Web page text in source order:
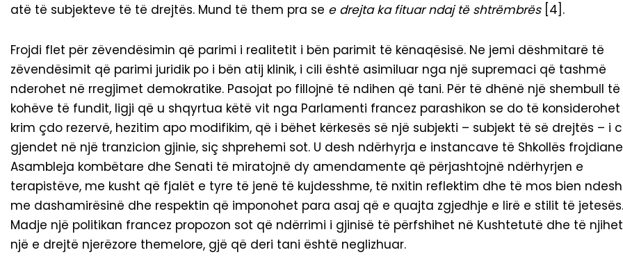
atë të subjekteve të të drejtës. Mund të them pra se e drejta ka fituar ndaj të shtrëmbrës[4].
Frojdi flet për zëvendësimin që parimi i realitetit i bën parimit të kënaqësisë. Ne jemi dëshmitarë të
zëvendësimit që parimi juridik po i bën atij klinik, i cili është asimiluar nga një supremaci që tashmë
nderohet në rregjimet demokratike. Pasojat po fillojnë të ndihen që tani. Për të dhënë një shembull të
kohëve të fundit, ligji që u shqyrtua këtë vit nga Parlamenti francez parashikon se do të konsiderohet
krim çdo rezervë, hezitim apo modifikim, që i bëhet kërkesës së një subjekti – subjekt të së drejtës – i
gjendet në një tranzicion gjinie, siç shprehemi sot. U desh ndërhyrja e instancave të Shkollës
Asambleja kombëtare dhe Senati të miratojnë dy amendamente që përjashtojnë ndërhyrjen e
terapistëve, me kusht që fjalët e tyre të jenë të kujdesshme, të nxitin reflektim dhe të mos bien ndesh
me dashamirësinë dhe respektin që imponohet para asaj që e quajta zgjedhje e lirë e stilit të jetesës.
Madje një politikan francez propozon sot që ndërrimi i gjinisë të përfshihet në Kushtetutë dhe të
një e drejtë njerëzore themelore, gjë që deri tani është neglizhuar.